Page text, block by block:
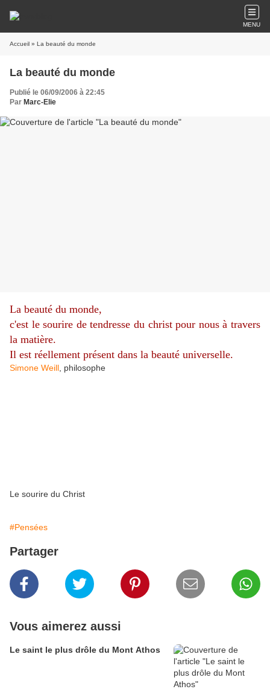
MENU
Accueil » La beauté du monde
La beauté du monde
Publié le 06/09/2006 à 22:45
Par Marc-Elie
La beauté du monde,
c'est le sourire de tendresse du christ pour nous à travers
la matière.
Il est réellement présent dans la beauté universelle.
Simone Weill , philosophe
Le sourire du Christ
#Pensées
Partager
Vous aimerez aussi
Le saint le plus drôle du Mont Athos